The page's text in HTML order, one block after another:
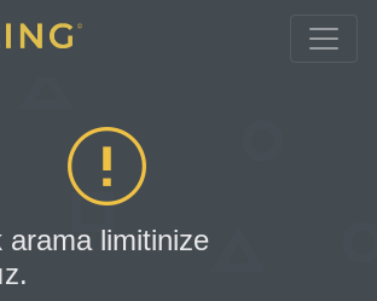
arama limitinize